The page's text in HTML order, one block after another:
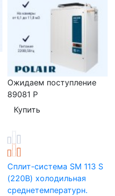
Ожидаем поступление
89081 Р
Сплит-система SM 113 S
(220В) холодильная
среднетемпературн.